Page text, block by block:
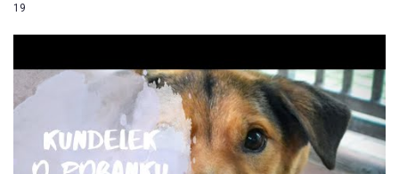
19